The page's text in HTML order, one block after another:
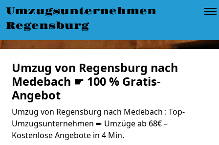
Umzugsunternehmen
Regensburg
Umzug von Regensburg nach
Medebach ☛ 100 % Gratis-
Angebot
Umzug von Regensburg nach Medebach : Top-
Umzugsunternehmen ➨ Umzüge ab 68€ –
Kostenlose Angebote in 4 Min.